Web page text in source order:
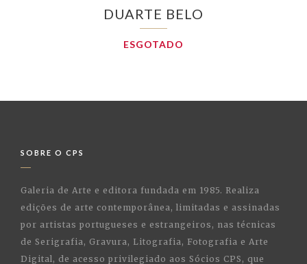
DUARTE BELO
ESGOTADO
SOBRE O CPS
Galeria de Arte e editora fundada em 1985. Realiza
edições de arte contemporânea, limitadas e assinadas
por artistas portugueses e estrangeiros, nas técnicas
de Serigrafia, Gravura, Litografia, Fotografia e Arte
Digital, de acesso privilegiado aos Sócios CPS, que